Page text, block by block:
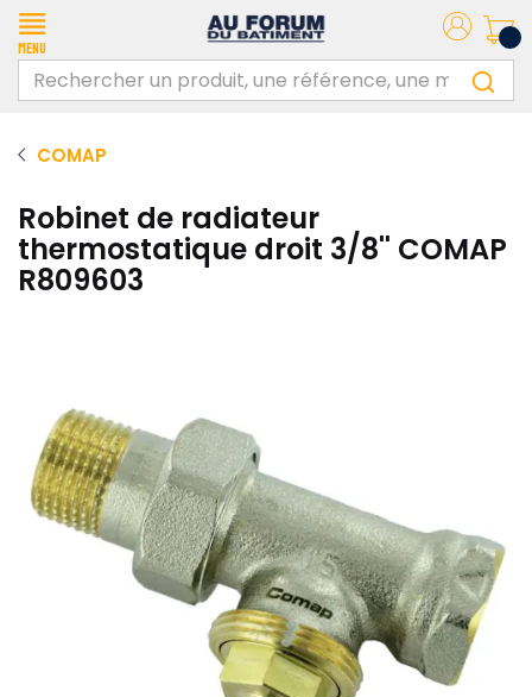
Menu
COMAP
Robinet de radiateur
thermostatique droit 3/8'' COMAP
R809603